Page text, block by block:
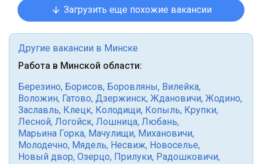
Загрузить еще похожие вакансии
Другие вакансии в Минске
Работа в Минской области:
Березино, Борисов, Боровляны, Вилейка,
Воложин, Гатово, Дзержинск, Ждановичи, Жодино,
Заславль, Клецк, Колодищи, Копыль, Крупки,
Лесной, Логойск, Лошница, Любань,
Марьина Горка, Мачулищи, Михановичи,
Молодечно, Мядель, Несвиж, Новоселье,
Новый двор, Озерцо, Прилуки, Радошковичи,